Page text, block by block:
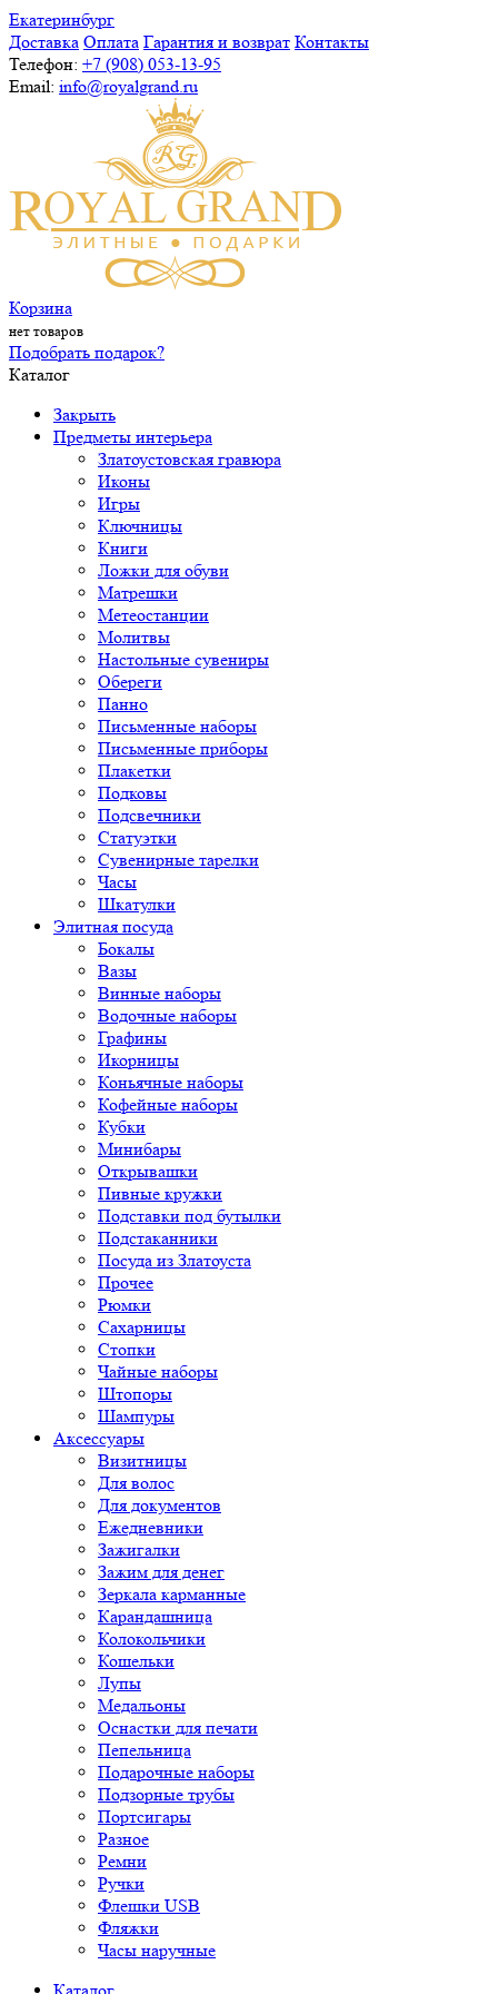
Екатеринбург
Доставка Оплата Гарантия и возврат Контакты
Телефон: +7 (908) 053-13-95
Email: info@royalgrand.ru
Корзина
нет товаров
Подобрать подарок?
Каталог
Закрыть
Предметы интерьера
Златоустовская гравюра
Иконы
Игры
Ключницы
Книги
Ложки для обуви
Матрешки
Метеостанции
Молитвы
Настольные сувениры
Обереги
Панно
Письменные наборы
Письменные приборы
Плакетки
Подковы
Подсвечники
Статуэтки
Сувенирные тарелки
Часы
Шкатулки
Элитная посуда
Бокалы
Вазы
Винные наборы
Водочные наборы
Графины
Икорницы
Коньячные наборы
Кофейные наборы
Кубки
Минибары
Открывашки
Пивные кружки
Подставки под бутылки
Подстаканники
Посуда из Златоуста
Прочее
Рюмки
Сахарницы
Стопки
Чайные наборы
Штопоры
Шампуры
Аксессуары
Визитницы
Для волос
Для документов
Ежедневники
Зажигалки
Зажим для денег
Зеркала карманные
Карандашница
Колокольчики
Кошельки
Лупы
Медальоны
Оснастки для печати
Пепельница
Подарочные наборы
Подзорные трубы
Портсигары
Разное
Ремни
Ручки
Флешки USB
Фляжки
Часы наручные